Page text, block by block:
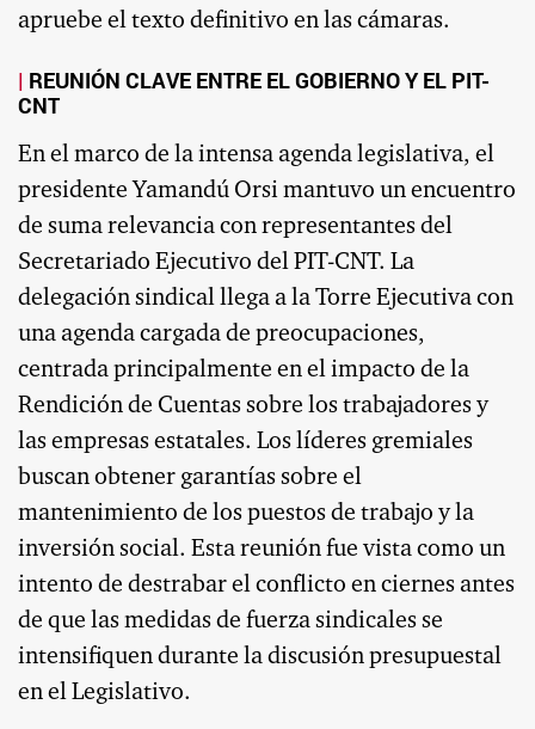
apruebe el texto definitivo en las cámaras.
REUNIÓN CLAVE ENTRE EL GOBIERNO Y EL PIT-
CNT
En el marco de la intensa agenda legislativa, el
presidente Yamandú Orsi mantuvo un encuentro
de suma relevancia con representantes del
Secretariado Ejecutivo del PIT-CNT. La
delegación sindical llega a la Torre Ejecutiva con
una agenda cargada de preocupaciones,
centrada principalmente en el impacto de la
Rendición de Cuentas sobre los trabajadores y
las empresas estatales. Los líderes gremiales
buscan obtener garantías sobre el
mantenimiento de los puestos de trabajo y la
inversión social. Esta reunión fue vista como un
intento de destrabar el conflicto en ciernes antes
de que las medidas de fuerza sindicales se
intensifiquen durante la discusión presupuestal
en el Legislativo.